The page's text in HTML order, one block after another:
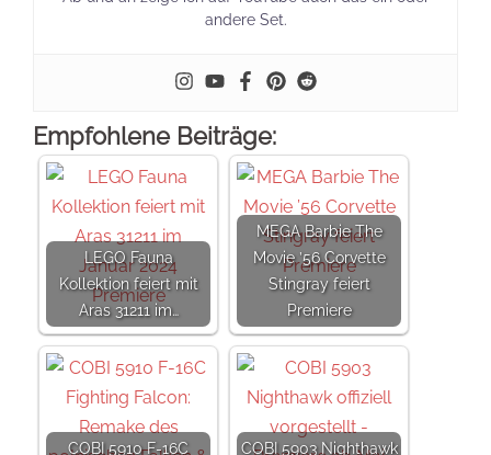
andere Set.
Empfohlene Beiträge:
LEGO Fauna
Kollektion feiert mit
Aras 31211 im…
MEGA Barbie The
Movie ’56 Corvette
Stingray feiert
Premiere
COBI 5910 F-16C COBI 5903 Nighthawk